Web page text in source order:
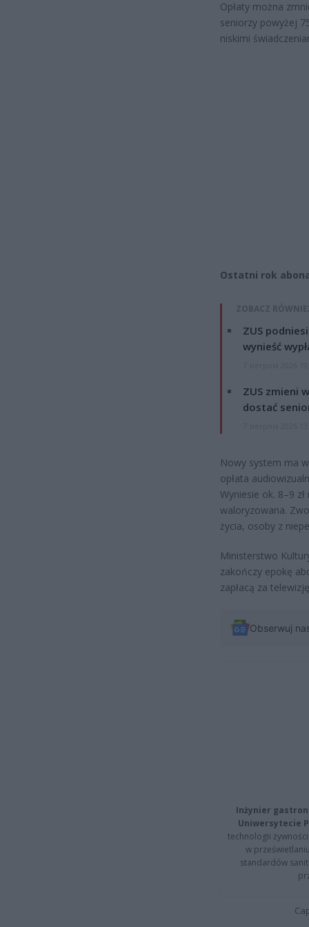
Opłaty można
seniorzy powyżej
niskimi
Ostatni rok
ZOBACZ
ZUS
wynieść
ZUS zmieni
dostać
Nowy system ma
opłata
Wyniesie ok. 8–9
waloryzowana.
życia, osoby z
Ministerstwo
zakończy epokę
zapłacą za
Obserwuj
Inżynier
Uniwersytecie
technologii
w
standardów